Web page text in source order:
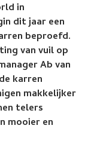
in
dit jaar een
beproefd.
van vuil op
Ab van
karren
makkelijker
telers
mooier en